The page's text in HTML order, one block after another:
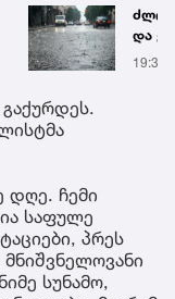
და
19:38
დღე. ჩემი
საფულე
პრეს
სუნამო,